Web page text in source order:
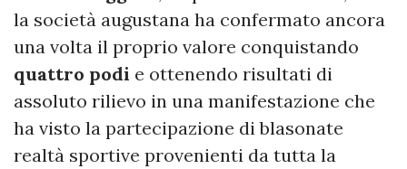
la società augustana ha confermato ancora
una volta il proprio valore conquistando
quattro podi e ottenendo risultati di
assoluto rilievo in una manifestazione che
ha visto la partecipazione di blasonate
realtà sportive provenienti da tutta la